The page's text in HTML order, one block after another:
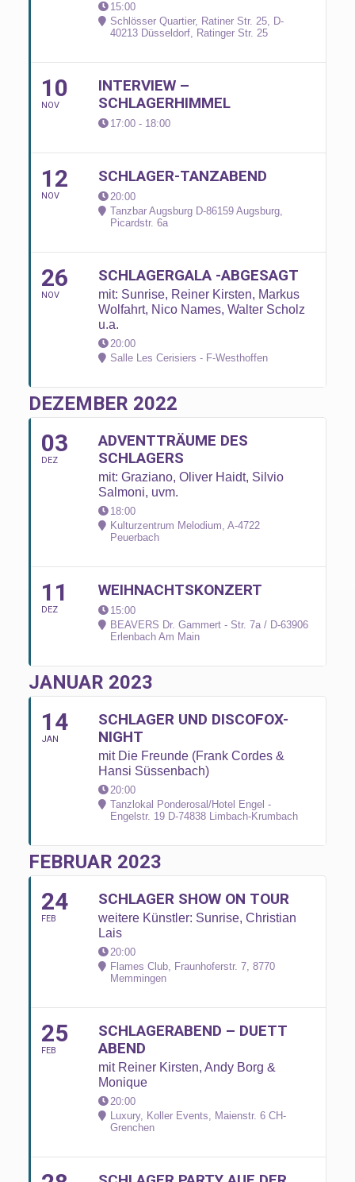
15:00
Schlösser Quartier, Ratiner Str. 25, D-
40213 Düsseldorf, Ratinger Str. 25
10
NOV
INTERVIEW –
SCHLAGERHIMMEL
17:00 - 18:00
12
NOV
SCHLAGER-TANZABEND
20:00
Tanzbar Augsburg D-86159 Augsburg,
Picardstr. 6a
26
NOV
SCHLAGERGALA -ABGESAGT
mit: Sunrise, Reiner Kirsten, Markus
Wolfahrt, Nico Names, Walter Scholz
u.a.
20:00
Salle Les Cerisiers - F-Westhoffen
DEZEMBER 2022
03
DEZ
ADVENTTRÄUME DES
SCHLAGERS
mit: Graziano, Oliver Haidt, Silvio
Salmoni, uvm.
18:00
Kulturzentrum Melodium, A-4722
Peuerbach
11
DEZ
WEIHNACHTSKONZERT
15:00
BEAVERS Dr. Gammert - Str. 7a / D-63906
Erlenbach Am Main
JANUAR 2023
14
JAN
SCHLAGER UND DISCOFOX-
NIGHT
mit Die Freunde (Frank Cordes &
Hansi Süssenbach)
20:00
Tanzlokal Ponderosal/Hotel Engel -
Engelstr. 19 D-74838 Limbach-Krumbach
FEBRUAR 2023
24
FEB
SCHLAGER SHOW ON TOUR
weitere Künstler: Sunrise, Christian
Lais
20:00
Flames Club, Fraunhoferstr. 7, 8770
Memmingen
25
FEB
SCHLAGERABEND – DUETT
ABEND
mit Reiner Kirsten, Andy Borg &
Monique
20:00
Luxury, Koller Events, Maienstr. 6 CH-
Grenchen